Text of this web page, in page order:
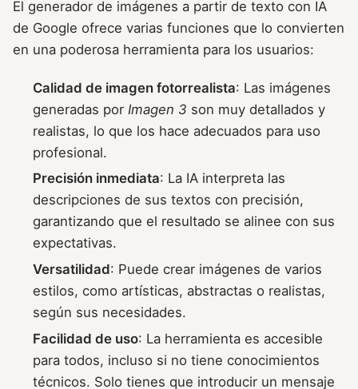
El generador de imágenes a partir de texto con IA
de Google ofrece varias funciones que lo convierten
en una poderosa herramienta para los usuarios:
Calidad de imagen fotorrealista: Las imágenes
generadas por Imagen 3 son muy detallados y
realistas, lo que los hace adecuados para uso
profesional.
Precisión inmediata: La IA interpreta las
descripciones de sus textos con precisión,
garantizando que el resultado se alinee con sus
expectativas.
Versatilidad: Puede crear imágenes de varios
estilos, como artísticas, abstractas o realistas,
según sus necesidades.
Facilidad de uso: La herramienta es accesible
para todos, incluso si no tiene conocimientos
técnicos. Solo tienes que introducir un mensaje